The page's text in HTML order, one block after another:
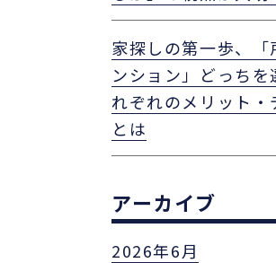
家探しの第一歩、「
ンション」どっち
れぞれのメリット・
とは
アーカイブ
2026年6月